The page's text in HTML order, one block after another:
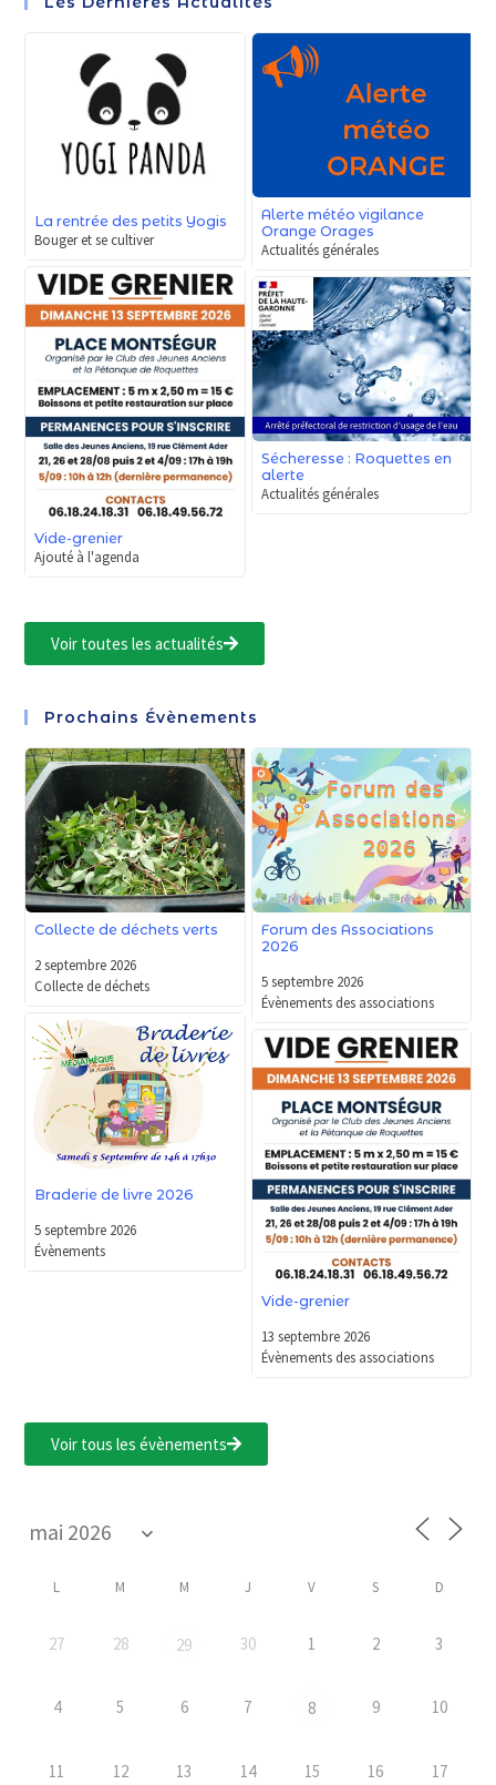
La rentrée des petits Yogis
Bouger et se cultiver
Alerte météo vigilance
Orange Orages
Actualités générales
Vide-grenier
Ajouté à l'agenda
Sécheresse : Roquettes en
alerte
Actualités générales
Voir toutes les actualités
Prochains Évènements
Collecte de déchets verts
2 septembre 2026
Collecte de déchets
Forum des Associations
2026
5 septembre 2026
Évènements des associations
Braderie de livre 2026
5 septembre 2026
Évènements
Vide-grenier
13 septembre 2026
Évènements des associations
Voir tous les évènements
L M M J V S D
27 28 29 30 1 2 3
4 5 6 7 8 9 10
11 12 13 14 15 16 17